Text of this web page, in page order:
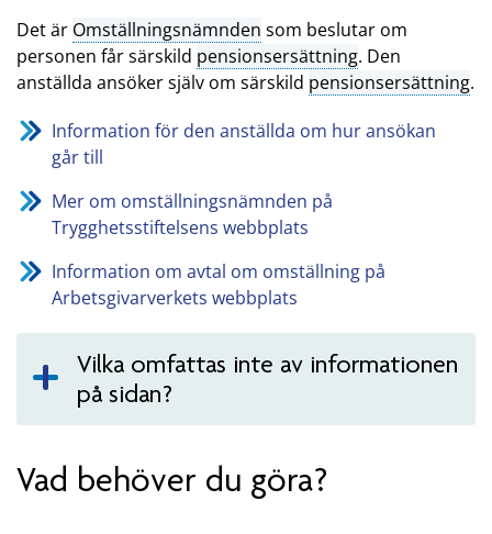
Det är Omställningsnämnden som beslutar om
personen får särskild pensionsersättning. Den
anställda ansöker själv om särskild pensionsersättning.
Information för den anställda om hur ansökan
går till
Mer om omställningsnämnden på
Trygghetsstiftelsens webbplats
Information om avtal om omställning på
Arbetsgivarverkets webbplats
Vilka omfattas inte av informationen
på sidan?
Vad behöver du göra?